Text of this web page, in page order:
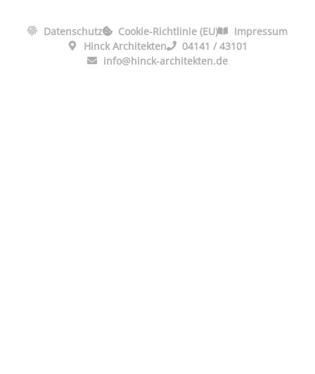
Datenschutz Cookie-Richtlinie (EU)
Impressum
Hinck Architekten
04141 / 43101
info@hinck-architekten.de